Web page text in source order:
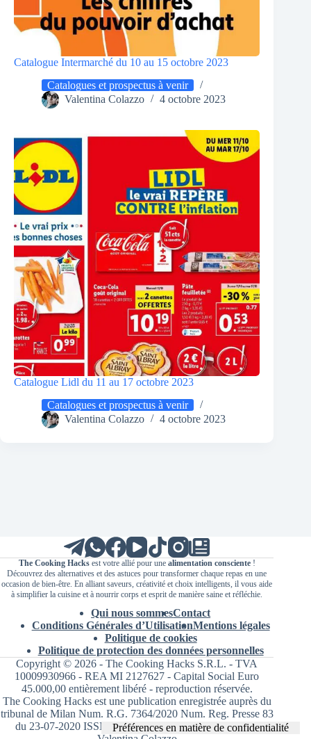
Catalogue Intermarché du 10 au 15 octobre 2023
Catalogues et prospectus à venir
Valentina Colazzo
4 octobre 2023
Catalogue Lidl du 11 au 17 octobre 2023
Catalogues et prospectus à venir
Valentina Colazzo
4 octobre 2023
The Cooking Hacksest votre allié pour une alimentation consciente!
Découvrez des alternatives et des astuces pour transformer chaque repas en une
occasion de bien-être. En alliant saveurs, créativité et choix intelligents, il vous aide
à simplifier la cuisine et à nourrir corps et esprit de manière saine et réfléchie.
Qui nous sommesContact
Conditions Générales d’UtilisationMentions légales
Politique de cookies
Politique de protection des données personnelles
Copyright © 2026 - The Cooking Hacks S.R.L. - TVA
10009930966 - REA MI 2127627 - Capital Social Euro
45.000,00 entièrement libéré - reproduction réservée.
The Cooking Hacks est une publication enregistrée auprès du
tribunal de Milan Num. R.G. 7364/2020 Num. Reg. Presse 83
du 23-07-2020 ISSN 2724-2455 Directrice responsable